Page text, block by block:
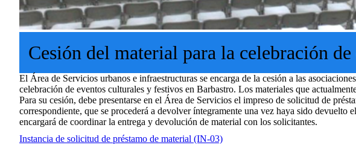
Cesión del material para la celebración de
El Área de Servicios urbanos e infraestructuras se encarga de la cesión a las
celebración de eventos culturales y festivos en Barbastro. Los materiales que
Para su cesión, debe presentarse en el Área de Servicios el impreso de solicitud de
correspondiente, que se procederá a devolver íntegramente una vez haya sido devuelto
encargará de coordinar la entrega y devolución de material con los solicitantes.
Instancia de solicitud de préstamo de material (IN-03)